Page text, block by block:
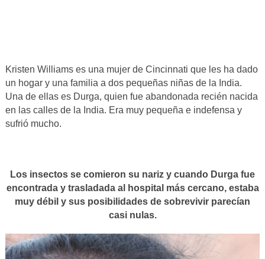
Kristen Williams es una mujer de Cincinnati que les ha dado
un hogar y una familia a dos pequeñas niñas de la India.
Una de ellas es Durga, quien fue abandonada recién nacida
en las calles de la India. Era muy pequeña e indefensa y
sufrió mucho.
Los insectos se comieron su nariz y cuando Durga fue
encontrada y trasladada al hospital más cercano, estaba
muy débil y sus posibilidades de sobrevivir parecían
casi nulas.